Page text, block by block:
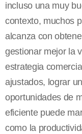
incluso una muy
contexto, muchos
alcanza con
gestionar mejor la
estrategia
ajustados, lograr
oportunidades de
eficiente puede
como la